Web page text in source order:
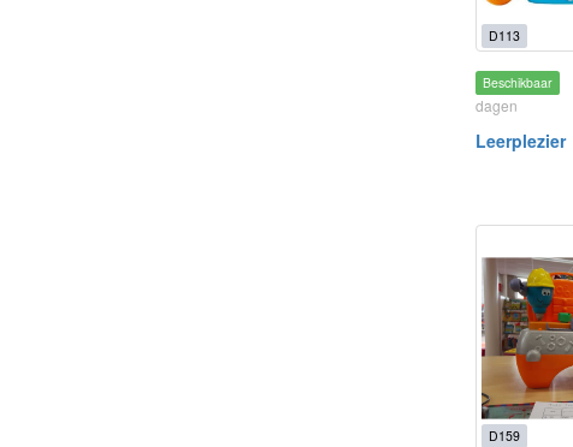
D113
Beschikbaar
dagen
Leerplezier
D159